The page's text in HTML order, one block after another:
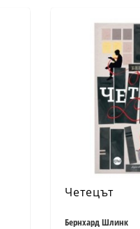
Четецът
Бернхард Шлинк